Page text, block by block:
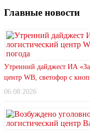
Главные новости
Утренний дайджест ИА «За
центр WB, светофор с
06.08.2026